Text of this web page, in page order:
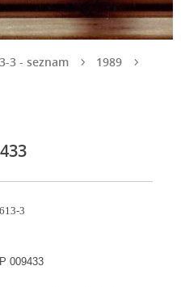
3 - seznam
1989
3
009433